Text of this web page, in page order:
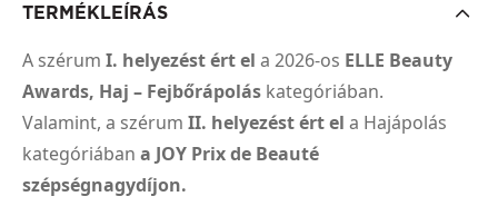
TERMÉKLEÍRÁS
A szérum I. helyezést ért el a 2026-os ELLE Beauty
Awards, Haj – Fejbőrápolás kategóriában.
Valamint, a szérum II. helyezést ért el a Hajápolás
kategóriában a JOY Prix de Beauté
szépségnagydíjon.